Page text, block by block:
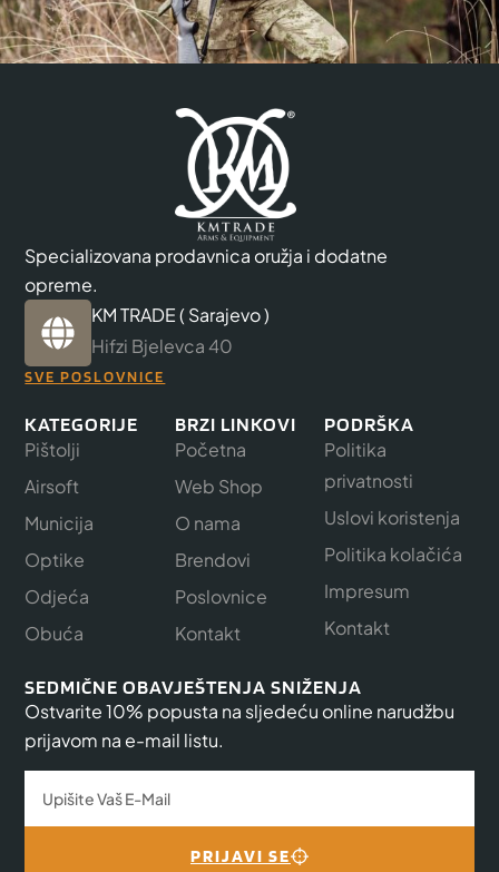
Specializovana prodavnica oružja i dodatne
opreme.
KM TRADE ( Sarajevo )
Hifzi Bjelevca 40
SVE POSLOVNICE
KATEGORIJE
Pištolji
Airsoft
Municija
Optike
Odjeća
Obuća
BRZI LINKOVI
Početna
Web Shop
O nama
Brendovi
Poslovnice
Kontakt
PODRŠKA
Politika
privatnosti
Uslovi koristenja
Politika kolačića
Impresum
Kontakt
SEDMIČNE OBAVJEŠTENJA SNIŽENJA
Ostvarite 10% popusta na sljedeću online narudžbu
prijavom na e-mail listu.
PRIJAVI SE